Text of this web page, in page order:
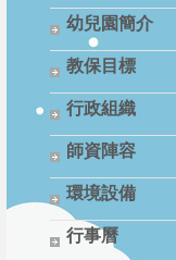
幼兒園簡介
教保目標
行政組織
師資陣容
環境設備
行事曆